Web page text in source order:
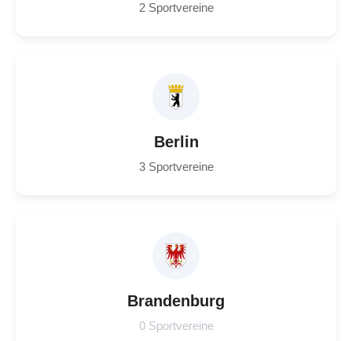
2 Sportvereine
Berlin
3 Sportvereine
Brandenburg
0 Sportvereine